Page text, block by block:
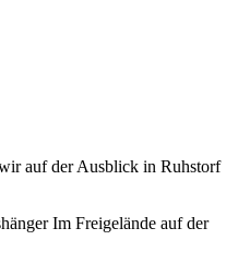
auf der Ausblick in Ruhstorf
Im Freigelände auf der